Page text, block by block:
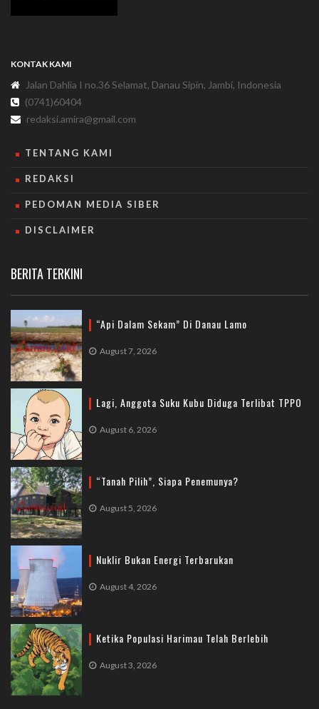
KONTAK KAMI
Jalan Dahlia I no.36 Selamat, Danau Sipin, Jambi, Indonesia
(0741)60404
redaksi.amira@gmail.com
TENTANG KAMI
REDAKSI
PEDOMAN MEDIA SIBER
DISCLAIMER
BERITA TERKINI
“Api Dalam Sekam” Di Danau Lamo
August 7, 2026
Lagi, Anggota Suku Kubu Diduga Terlibat TPPO
August 6, 2026
“Tanah Pilih”, Siapa Penemunya?
August 5, 2026
Nuklir Bukan Energi Terbarukan
August 4, 2026
Ketika Populasi Harimau Telah Berlebih
August 3, 2026